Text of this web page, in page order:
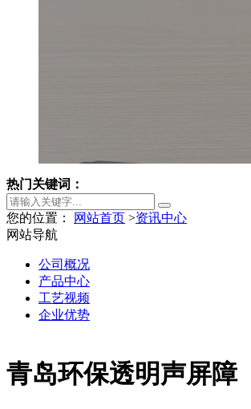
热门关键词：
您的位置： 网站首页 >资讯中心
青岛环保透明声屏障
网站导航
公司概况
产品中心
工艺视频
企业优势